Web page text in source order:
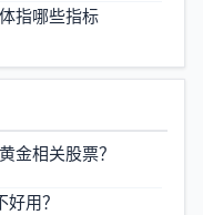
指哪些指标
金相关股票？
用？